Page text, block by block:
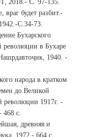
2018.- С. 97-135.
будет разбит.-
С.34-73.
Бухарского
революции в Бухаре
1940. -
народа в кратком
до Великой
революции 1917г. -
468 с.
древняя и
1972.- 664 с.